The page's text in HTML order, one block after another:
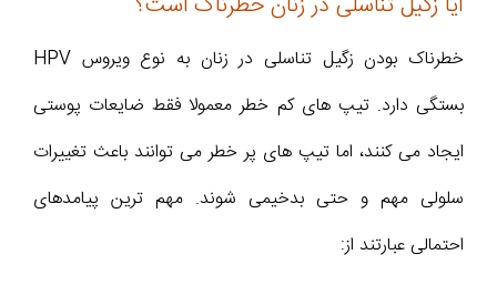
خطرناک بودن زگیل تناسلی در زنان به نوع ویروس HPV
بستگی دارد. تیپ های کم خطر معمولا فقط ضایعات پوستی
ایجاد می کنند، اما تیپ های پر خطر می توانند باعث تغییرات
سلولی مهم و حتی بدخیمی شوند. مهم ترین پیامدهای
احتمالی عبارتند از: